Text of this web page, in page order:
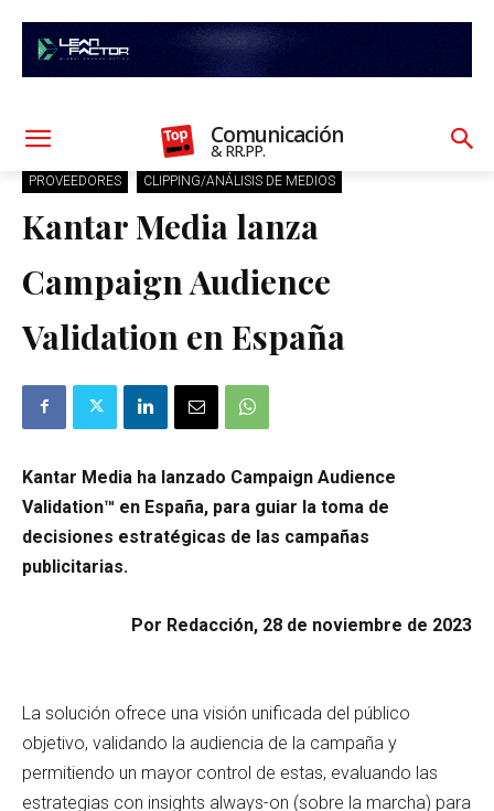
Comunicación
& RR.PP.
PROVEEDORES CLIPPING/ANÁLISIS DE MEDIOS
Kantar Media lanza
Campaign Audience
Validation en España
Kantar Media ha lanzado Campaign Audience
Validation™ en España, para guiar la toma de
decisiones estratégicas de las campañas
publicitarias.
Por Redacción, 28 de noviembre de 2023
La solución ofrece una visión unificada del público
objetivo, validando la audiencia de la campaña y
permitiendo un mayor control de estas, evaluando las
estrategias con insights always-on (sobre la marcha) para